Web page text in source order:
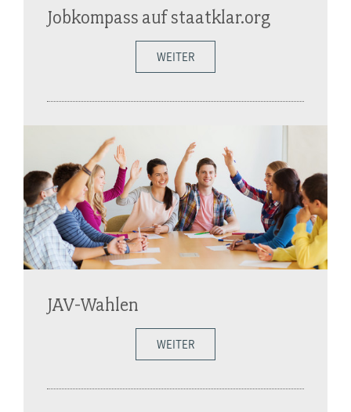
Jobkompass auf staatklar.org
WEITER
JAV-Wahlen
WEITER